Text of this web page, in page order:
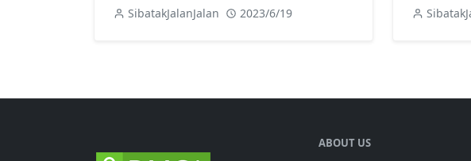
SibatakJalanJalan 2023/6/19
ABOUT US